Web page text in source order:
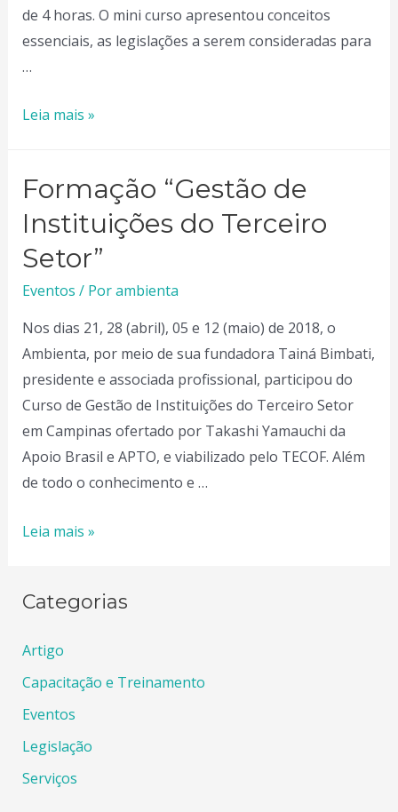
de 4 horas. O mini curso apresentou conceitos
essenciais, as legislações a serem consideradas para
…
Minicurso
a
elaboração
Planos
de
Gerenciamento
de
Resíduos
Sólidos”​
Leia mais »
Formação “Gestão de
Instituições do Terceiro
Setor”​
Eventos / Porambienta
Nos dias 21, 28 (abril), 05 e 12 (maio) de 2018, o
Ambienta, por meio de sua fundadora Tainá Bimbati,
presidente e associada profissional, participou do
Curso de Gestão de Instituições do Terceiro Setor
em Campinas ofertado por Takashi Yamauchi da
Apoio Brasil e APTO, e viabilizado pelo TECOF. Além
de todo o conhecimento e …
Formação
Instituições
Terceiro
Setor”​
Leia mais »
Categorias
Artigo
Capacitação e Treinamento
Eventos
Legislação
Serviços